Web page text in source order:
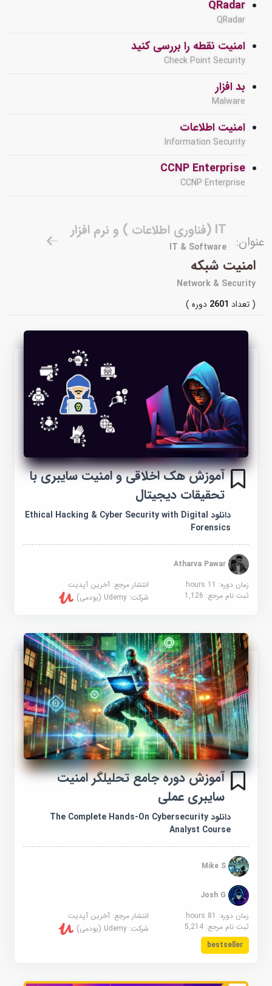
QRadar
QRadar
امنیت نقطه را بررسی کنید
Check Point Security
بد افزار
Malware
امنیت اطلاعات
Information Security
CCNP Enterprise
CCNP Enterprise
عنوان:
IT (فناوری اطلاعات ) و نرم افزار
IT & Software
امنیت شبکه
Network & Security
( تعداد2601دوره )
آموزش هک اخلاقی و امنیت سایبری با
تحقیقات دیجیتال
دانلود Ethical Hacking & Cyber Security with Digital
Forensics
Atharva Pawar
زمان دوره: 11 hours
انتشار مرجع:آخرین آپدیت
ثبت نام مرجع:1,126 شرکت:Udemy (یودمی)
آموزش دوره جامع تحلیلگر امنیت
سایبری عملی
دانلود The Complete Hands-On Cybersecurity
Analyst Course
Mike S
Josh G
زمان دوره: 81 hours
انتشار مرجع:آخرین آپدیت
ثبت نام مرجع:5,214 شرکت:Udemy (یودمی)
bestseller